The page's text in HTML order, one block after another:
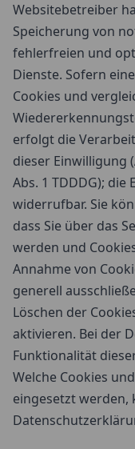
Websitebetreiber
Speicherung von
fehlerfreien und
Dienste. Sofern
Cookies und
erfolgt die
dieser Einwilligung
Abs. 1 TDDDG);
widerrufbar. Sie
dass Sie über das
werden und
Annahme von
generell
Löschen der
aktivieren. Bei der
Funktionalität
Welche Cookies
eingesetzt werden,